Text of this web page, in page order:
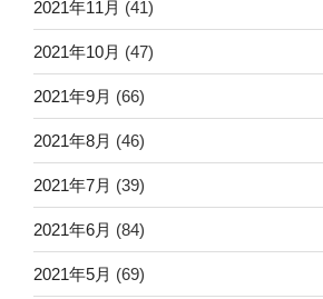
2021年11月 (41)
2021年10月 (47)
2021年9月 (66)
2021年8月 (46)
2021年7月 (39)
2021年6月 (84)
2021年5月 (69)